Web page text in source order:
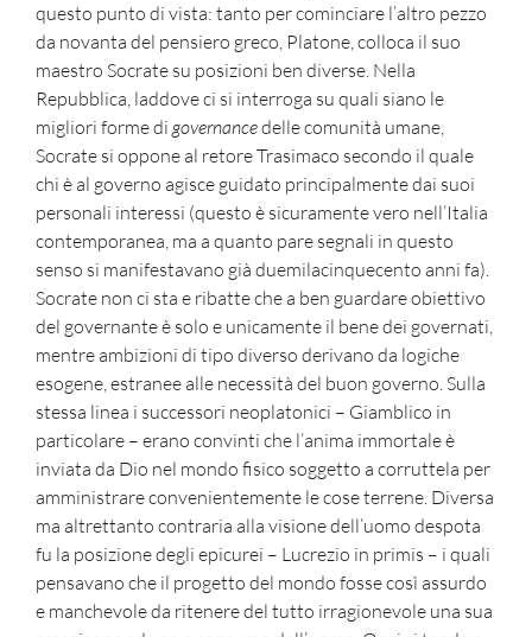
questo punto di vista: tanto per cominciare l’altro pezzo
da novanta del pensiero greco, Platone, colloca il suo
maestro Socrate su posizioni ben diverse. Nella
Repubblica, laddove ci si interroga su quali siano le
migliori forme digovernancedelle comunità umane,
Socrate si oppone al retore Trasimaco secondo il quale
chi è al governo agisce guidato principalmente dai suoi
personali interessi (questo è sicuramente vero nell’Italia
contemporanea, ma a quanto pare segnali in questo
senso si manifestavano già duemilacinquecento anni fa).
Socrate non ci sta e ribatte che a ben guardare obiettivo
del governante è solo e unicamente il bene dei governati,
mentre ambizioni di tipo diverso derivano da logiche
esogene, estranee alle necessità del buon governo. Sulla
stessa linea i successori neoplatonici – Giamblico in
particolare – erano convinti che l’anima immortale è
inviata da Dio nel mondo fisico soggetto a corruttela per
amministrare convenientemente le cose terrene. Diversa
ma altrettanto contraria alla visione dell’uomo despota
fu la posizione degli epicurei – Lucrezio in primis – i quali
pensavano che il progetto del mondo fosse così assurdo
e manchevole da ritenere del tutto irragionevole una sua